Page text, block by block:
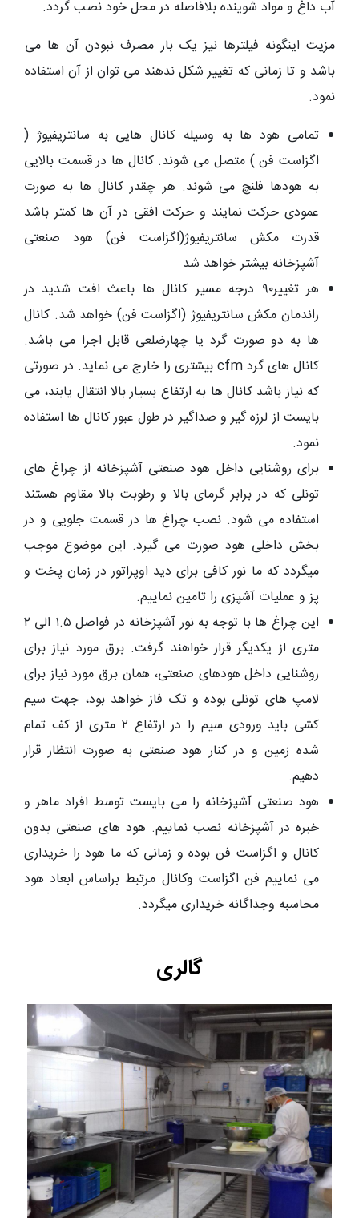
آب داغ و مواد شوینده بلافاصله در محل خود نصب گردد.
مزیت اینگونه فیلترها نیز یک بار مصرف نبودن آن ها می
باشد و تا زمانی که تغییر شکل ندهند می توان از آن استفاده
نمود.
تمامی هود ها به وسیله کانال هایی به سانتریفیوژ (
اگزاست فن ) متصل می شوند. کانال ها در قسمت بالایی
به هودها فلنچ می شوند. هر چقدر کانال ها به صورت
عمودی حرکت نمایند و حرکت افقی در آن ها کمتر باشد
قدرت مکش سانتریفیوژ(اگزاست فن) هود صنعتی
آشپزخانه بیشتر خواهد شد
هر تغییر۹۰ درجه مسیر کانال ها باعث افت شدید در
راندمان مکش سانتریفیوژ (اگزاست فن) خواهد شد. کانال
ها به دو صورت گرد یا چهارضلعی قابل اجرا می باشد.
کانال های گرد cfm بیشتری را خارج می نماید. در صورتی
که نیاز باشد کانال ها به ارتفاع بسیار بالا انتقال یابند، می
بایست از لرزه گیر و صداگیر در طول عبور کانال ها استفاده
نمود.
برای روشنایی داخل هود صنعتی آشپزخانه از چراغ های
تونلی که در برابر گرمای بالا و رطوبت بالا مقاوم هستند
استفاده می شود. نصب چراغ ها در قسمت جلویی و در
بخش داخلی هود صورت می گیرد. این موضوع موجب
میگردد که ما نور کافی برای دید اوپراتور در زمان پخت و
پز و عملیات آشپزی را تامین نماییم.
این چراغ ها با توجه به نور آشپزخانه در فواصل ۱.۵ الی ۲
متری از یکدیگر قرار خواهند گرفت. برق مورد نیاز برای
روشنایی داخل هودهای صنعتی، همان برق مورد نیاز برای
لامپ های تونلی بوده و تک فاز خواهد بود، جهت سیم
کشی باید ورودی سیم را در ارتفاع ۲ متری از کف تمام
شده زمین و در کنار هود صنعتی به صورت انتظار قرار
دهیم.
هود صنعتی آشپزخانه را می بایست توسط افراد ماهر و
خبره در آشپزخانه نصب نماییم. هود های صنعتی بدون
کانال و اگزاست فن بوده و زمانی که ما هود را خریداری
می نماییم فن اگزاست وکانال مرتبط براساس ابعاد هود
محاسبه وجداگانه خریداری میگردد.
گالری